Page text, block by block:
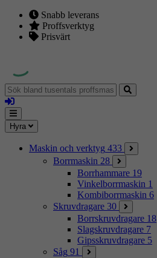
Snabb leverans
Proffsverktyg
Prisvärt
Sök
bland
tusentals
proffsmaskiner
Logga
in
Mina
sidor
Meny
Hyra
Maskin och verktyg 433
Borrmaskin 28
Borrhammare 19
Vinkelborrmaskin 1
Kombiborrmaskin 6
Skruvdragare 30
Borrskruvdragare 18
Slagskruvdragare 7
Gipsskruvdragare 5
Såg 91